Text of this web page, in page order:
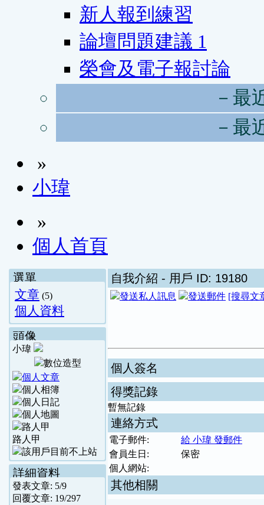
新人報到練習
論壇問題建議 1
榮會及電子報討論
－最
－最
»
小瑋
»
個人首頁
選單
文章 (5)
個人資料
頭像
小瑋
路人甲
詳細資料
發表文章: 5/9
回覆文章: 19/297
自我介紹 - 用戶 ID: 19180
[搜尋文
個人簽名
得獎記錄
暫無記錄
連絡方式
電子郵件:
給 小瑋 發郵件
會員生日:
保密
個人網站:
其他相關